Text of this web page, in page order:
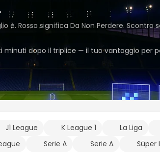
Rosso significa Da Non Perdere.
dopo il triplice — il tuo vantaggio per
J1 League K League 1 La Liga
Serie A Serie A
Süper